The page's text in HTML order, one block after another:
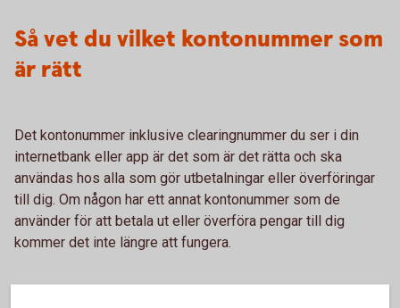
Så vet du vilket kontonummer som
är rätt
Det kontonummer inklusive clearingnummer du ser i din
internetbank eller app är det som är det rätta och ska
användas hos alla som gör utbetalningar eller överföringar
till dig. Om någon har ett annat kontonummer som de
använder för att betala ut eller överföra pengar till dig
kommer det inte längre att fungera.